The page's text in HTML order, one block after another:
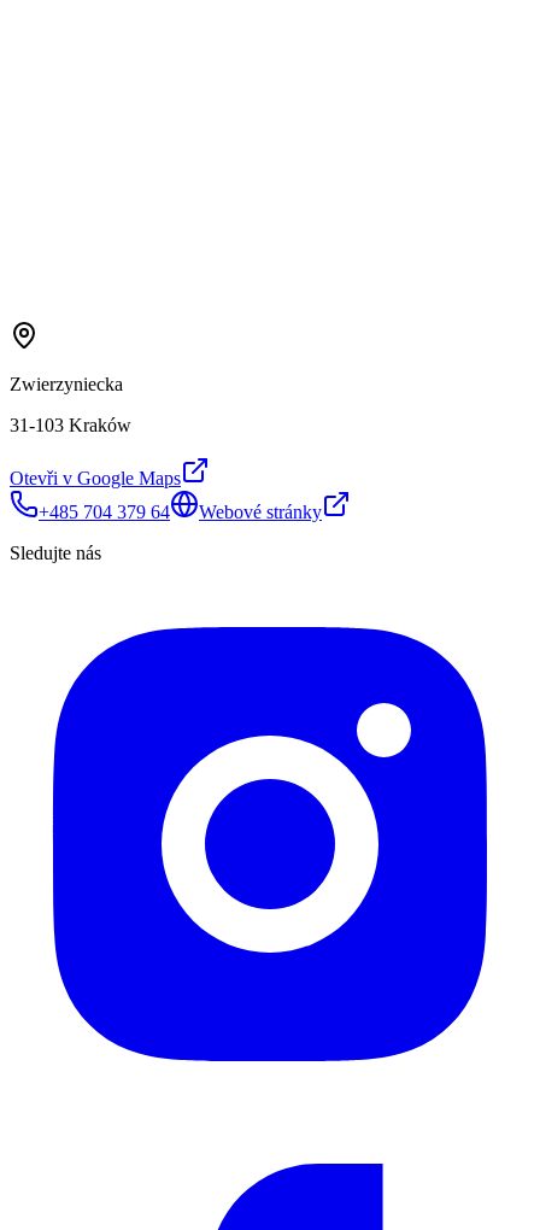
Zwierzyniecka
31-103 Kraków
Otevři v Google Maps
+485 704 379 64
Webové stránky
Sledujte nás